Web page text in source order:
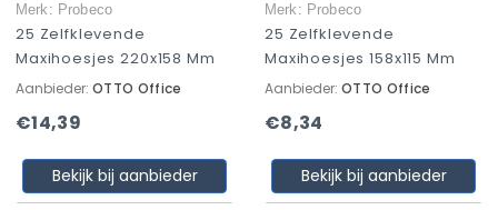
Merk: Probeco
25 Zelfklevende
Maxihoesjes 220x158 Mm
Aanbieder: OTTO Office
€14,39
Bekijk bij aanbieder
Merk: Probeco
25 Zelfklevende
Maxihoesjes 158x115 Mm
Aanbieder: OTTO Office
€8,34
Bekijk bij aanbieder